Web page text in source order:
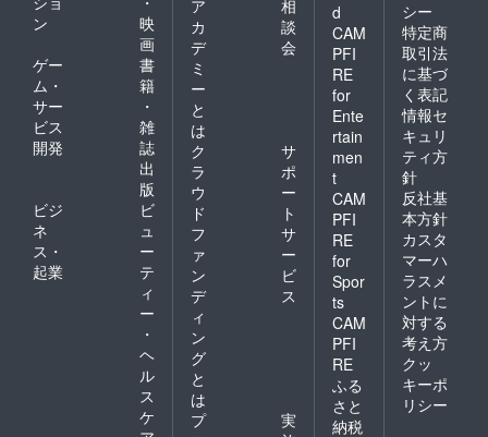
ン
映
画
ゲー
ム・
サー
ビス
開発
書
籍
・
雑
誌
出
版
ビジ
ネ
ス・
起業
ビ
ュ
ー
テ
ィ
ー
・
ヘ
ル
ス
ケ
ア
カ
デ
ミ
ー
と
は
相
談
会
ク
ラ
ウ
ド
フ
ァ
ン
デ
ィ
ン
グ
と
は
サ
ポ
ー
ト
サ
ー
ビ
ス
プ
実
d
CAM
PFI
RE
for
Ente
rtain
men
t
CAM
PFI
RE
for
Spor
ts
CAM
PFI
RE
ふる
さと
納税
シー
特定商
取引法
に基づ
く表記
情報セ
キュリ
ティ方
針
反社基
本方針
カスタ
マーハ
ラスメ
ントに
対する
考え方
クッ
キーポ
リシー